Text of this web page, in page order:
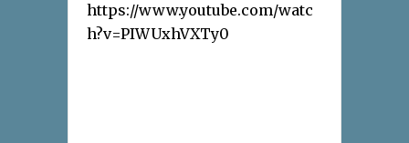
https://www.youtube.com/watc
h?v=PIWUxhVXTy0